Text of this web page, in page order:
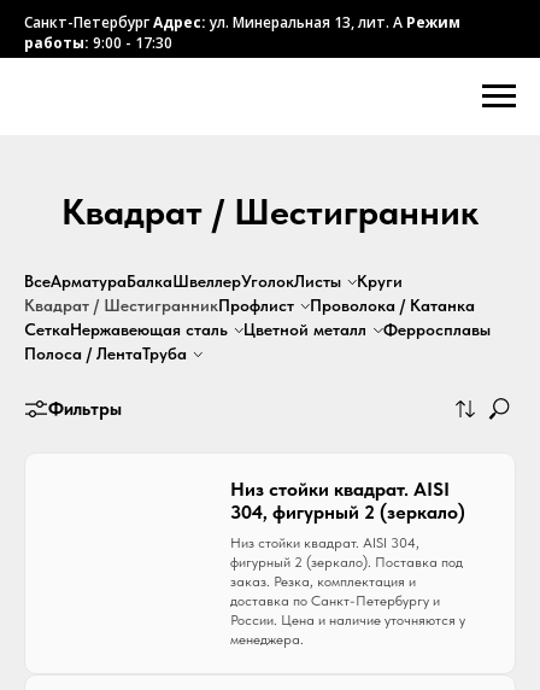
Санкт-ПетербургАдрес:ул. Минеральная 13, лит. А Режим
работы: 9:00 - 17:30
Квадрат / Шестигранник
ВсеАрматураБалкаШвеллерУголокЛисты
Круги
Квадрат / ШестигранникПрофлист
Проволока / Катанка
СеткаНержавеющая сталь Цветнойметалл
Ферросплавы
Полоса / ЛентаТруба
Фильтры
Низ стойки квадрат. AISI
304, фигурный 2 (зеркало)
Низ стойки квадрат. AISI 304,
фигурный 2 (зеркало). Поставка под
заказ. Резка, комплектация и
доставка по Санкт-Петербургу и
России. Цена и наличие уточняются у
менеджера.